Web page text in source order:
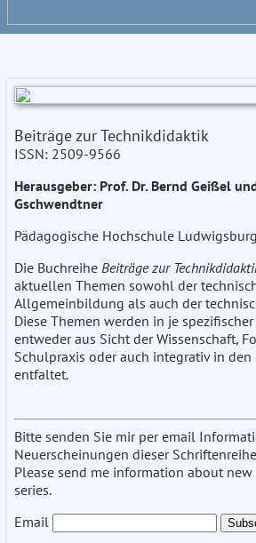
Beiträge zur Technikdidaktik
ISSN: 2509-9566
Herausgeber: Prof. Dr. Bernd Geißel
Gschwendtner
Pädagogische Hochschule Ludwigsburg
Die Buchreihe Beiträge zur
aktuellen Themen sowohl der
Allgemeinbildung als auch der
Diese Themen werden in je
entweder aus Sicht der Wissenschaft,
Schulpraxis oder auch integrativ in den
entfaltet.
Bitte senden Sie mir per email
Neuerscheinungen dieser
Please send me information about
series.
Email